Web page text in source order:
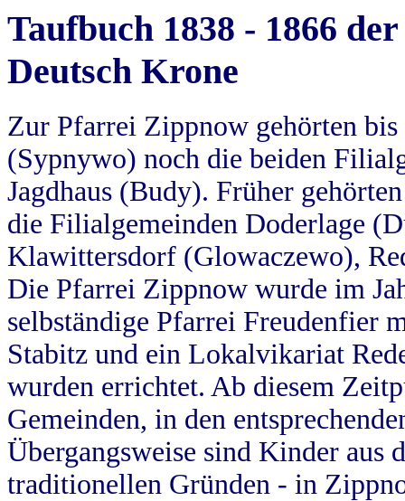
Taufbuch 1838 - 1866
Deutsch Krone
Zur Pfarrei Zippnow gehörten
(Sypnywo) noch die beiden
Jagdhaus (Budy). Früher
die Filialgemeinden Doderlage
Klawittersdorf (Glowaczewo),
Die Pfarrei Zippnow wurde im
selbständige Pfarrei Freudenfier
Stabitz und ein Lokalvikariat
wurden errichtet. Ab diesem
Gemeinden, in den
Übergangsweise sind Kinder aus
traditionellen Gründen - in